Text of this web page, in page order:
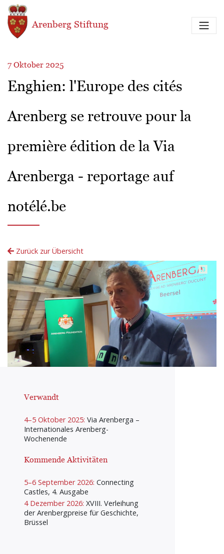
Direkt zum Inhalt
Arenberg Stiftung
7 Oktober 2025
Enghien: l'Europe des cités
Arenberg se retrouve pour la
première édition de la Via
Arenberga - reportage auf
notélé.be
Zurück zur Übersicht
Verwandt
4–5 Oktober 2025: Via Arenberga –
Internationales Arenberg-
Wochenende
Kommende Aktivitäten
5–6 September 2026: Connecting
Castles, 4. Ausgabe
4 Dezember 2026: XVIII. Verleihung
der Arenbergpreise für Geschichte,
Brüssel